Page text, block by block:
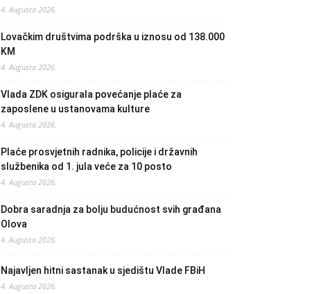
4. Augusta 2026.
Lovačkim društvima podrška u iznosu od 138.000
KM
4. Augusta 2026.
Vlada ZDK osigurala povećanje plaće za
zaposlene u ustanovama kulture
4. Augusta 2026.
Plaće prosvjetnih radnika, policije i državnih
službenika od 1. jula veće za 10 posto
4. Augusta 2026.
Dobra saradnja za bolju budućnost svih građana
Olova
4. Augusta 2026.
Najavljen hitni sastanak u sjedištu Vlade FBiH
4. Augusta 2026.